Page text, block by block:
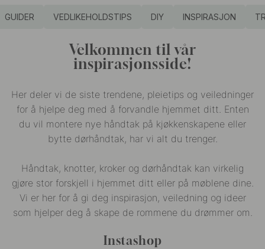
GUIDER VEDLIKEHOLDSTIPS DIY INSPIRASJON
Velkommen til vår
inspirasjonsside!
Her deler vi de siste trendene, pleietips og veiledninger
for å hjelpe deg med å forvandle hjemmet ditt. Enten
du vil montere nye håndtak på kjøkkenskapene eller
bytte dørhåndtak, har vi alt du trenger.
Håndtak, knotter, kroker og dørhåndtak kan virkelig
gjøre stor forskjell i hjemmet ditt eller på møblene dine.
Vi er her for å gi deg inspirasjon, veiledning og ideer
som hjelper deg å skape de rommene du drømmer om.
Instashop